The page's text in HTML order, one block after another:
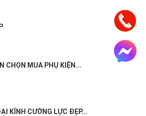
CHỌN MUA PHỤ KIỆN...
KÍNH CƯỜNG LỰC ĐẸP...